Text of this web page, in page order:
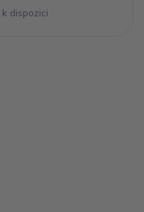
dispozici